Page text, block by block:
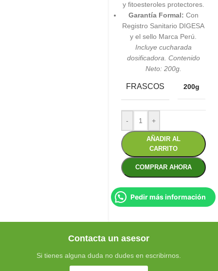
y fitoesteroles protectores.
Garantía Formal: Con
Registro Sanitario DIGESA
y el sello Marca Perú.
Incluye cucharada
dosificadora. Contenido
Neto: 200g.
FRASCOS 200g
- +
AÑADIR AL
CARRITO
COMPRAR AHORA
Pedir más información
Contacta un asesor
Si tienes alguna duda no dudes en escribirnos.